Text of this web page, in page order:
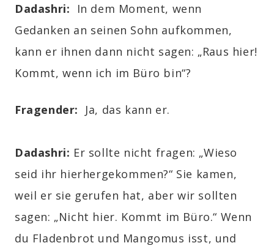
Dadashri:
In dem Moment, wenn
Gedanken an seinen Sohn aufkommen,
kann er ihnen dann nicht sagen: „Raus hier!
Kommt, wenn ich im Büro bin“?
Fragender: Ja, das kann er.
Dadashri: Er sollte nicht fragen: „Wieso
seid ihr hierhergekommen?“ Sie kamen,
weil er sie gerufen hat, aber wir sollten
sagen: „Nicht hier. Kommt im Büro.“ Wenn
du Fladenbrot und Mangomus isst, und